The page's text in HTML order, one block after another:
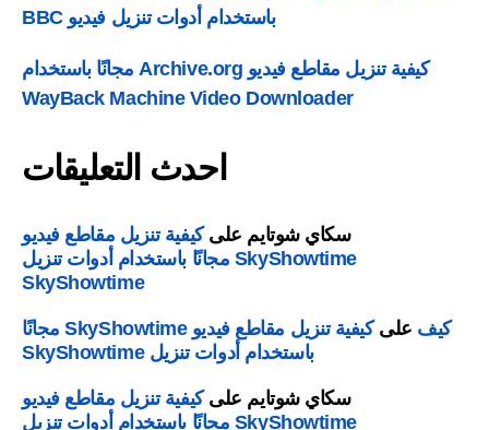
باستخدام أدوات تنزيل فيديو BBC
كيفية تنزيل مقاطع فيديو Archive.org مجانًا باستخدام
WayBack Machine Video Downloader
احدث التعليقات
سكاي شوتايمعلى كيفية تنزيل مقاطع فيديو
SkyShowtime مجانًا باستخدام أدوات تنزيل
SkyShowtime
على
كيفية تنزيل مقاطع فيديو SkyShowtime مجانًا
باستخدام أدوات تنزيل SkyShowtime
سكاي شوتايمعلى كيفية تنزيل مقاطع فيديو
SkyShowtime مجانًا باستخدام أدوات تنزيل